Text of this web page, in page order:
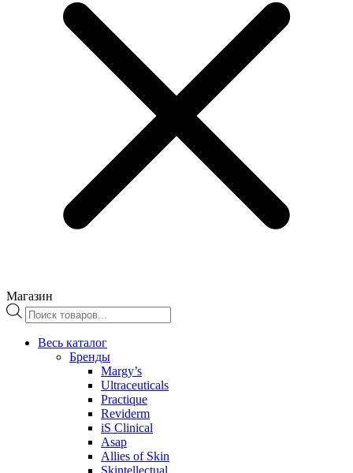
Магазин
Поиск
товаров
Весь каталог
Бренды
Margy’s
Ultraceuticals
Practique
Reviderm
iS Clinical
Asap
Allies of Skin